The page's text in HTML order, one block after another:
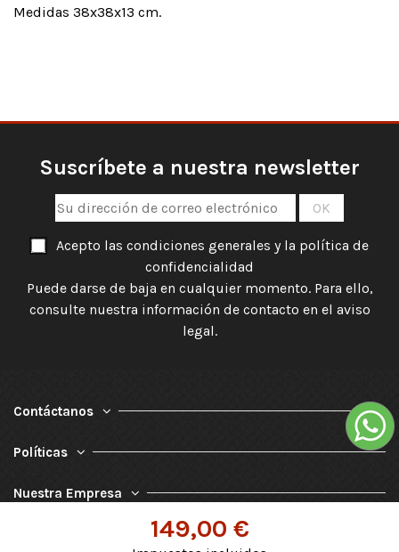
149,00 €
Medidas 38x38x13 cm.
Suscríbete a nuestra newsletter
Acepto las condiciones generales y la política de
confidencialidad
Puede darse de baja en cualquier momento. Para ello,
consulte nuestra información de contacto en el aviso
legal.
Contáctanos
Políticas
Nuestra Empresa